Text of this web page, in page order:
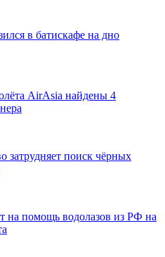
в батискафе на дно
AirAsia найдены 4
затрудняет поиск чёрных
на помощь водолазов из РФ на